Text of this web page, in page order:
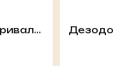
Антиперспірант-спрей тривалої дії HOLLYSKIN Axilldry 50 мл